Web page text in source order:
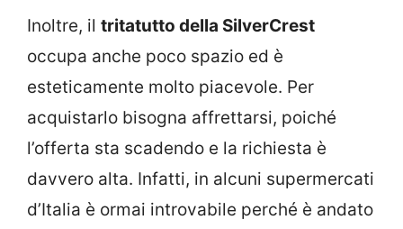
Inoltre, il tritatutto della SilverCrest
occupa anche poco spazio ed è
esteticamente molto piacevole. Per
acquistarlo bisogna affrettarsi, poiché
l’offerta sta scadendo e la richiesta è
davvero alta. Infatti, in alcuni supermercati
d’Italia è ormai introvabile perché è andato